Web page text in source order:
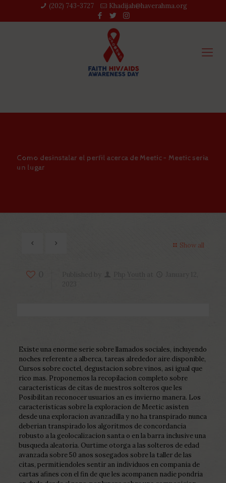
(202) 743-3727‬ Khadijah@haverahma.org
Como desinstalar el perfil acerca de Meetic – Meetic seri­a
un lugar
Show all
Existe una enorme serie sobre llamados sociales, incluyendo
noches referente a alberca, tareas alrededor aire disponible,
Cursos sobre coctel, degustacion sobre vinos, asi­ igual que
rico mas. Proponemos la recopilacion completo sobre
caracteristicas de citas de nuestros solteros que les
Posibilitan reconocer usuarios an es invierno manera. Los
caracteristicas sobre la exploracion de Meetic asisten
desde una exploracion avanzadilla y no ha transpirado nunca
deberian transpirado los algoritmos de concordancia
robusto a la geolocalizacion santa o en la barra inclusive una
busqueda aleatoria. Ourtime otorga a las solteros de edad
avanzada sobre 50 anos sosegados sobre la taller de las
citas, permitiendoles sentir an individuos en compania de
cartas afines con el fin de que les acompanen nadie pondri­a